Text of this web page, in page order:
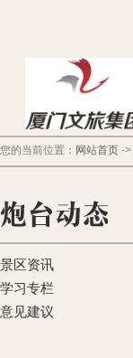
您的当前位置： 网站首页 ->
景区资讯
学习专栏
意见建议